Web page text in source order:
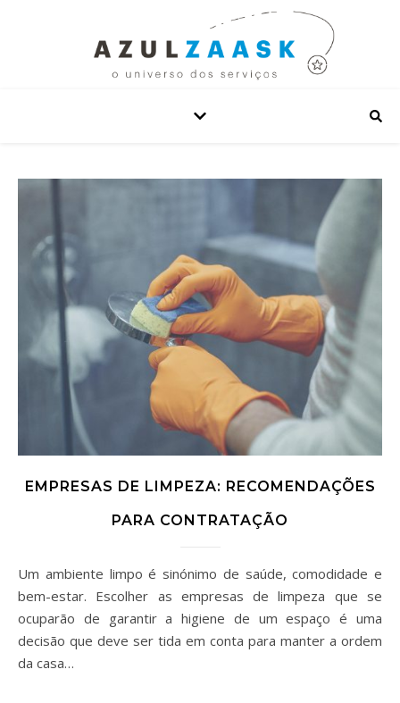
EMPRESAS DE LIMPEZA: RECOMENDAÇÕES
PARA CONTRATAÇÃO
Um ambiente limpo é sinónimo de saúde, comodidade e
bem-estar. Escolher as empresas de limpeza que se
ocuparão de garantir a higiene de um espaço é uma
decisão que deve ser tida em conta para manter a ordem
da casa…